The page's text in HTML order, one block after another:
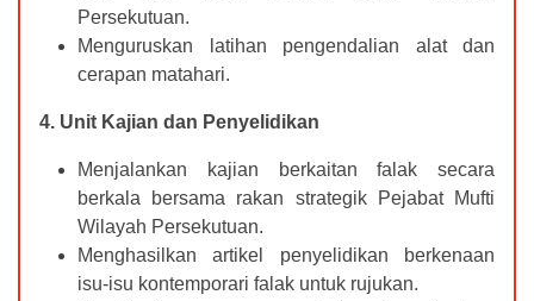
Persekutuan.
Menguruskan latihan pengendalian alat dan
cerapan matahari.
4. Unit Kajian dan Penyelidikan
Menjalankan kajian berkaitan falak secara
berkala bersama rakan strategik Pejabat Mufti
Wilayah Persekutuan.
Menghasilkan artikel penyelidikan berkenaan
isu-isu kontemporari falak untuk rujukan.